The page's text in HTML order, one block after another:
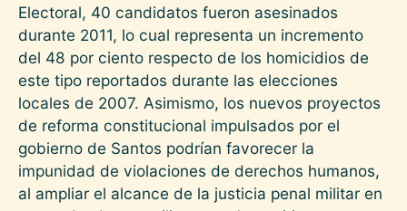
Electoral, 40 candidatos fueron asesinados
durante 2011, lo cual representa un incremento
del 48 por ciento respecto de los homicidios de
este tipo reportados durante las elecciones
locales de 2007. Asimismo, los nuevos proyectos
de reforma constitucional impulsados por el
gobierno de Santos podrían favorecer la
impunidad de violaciones de derechos humanos,
al ampliar el alcance de la justicia penal militar en